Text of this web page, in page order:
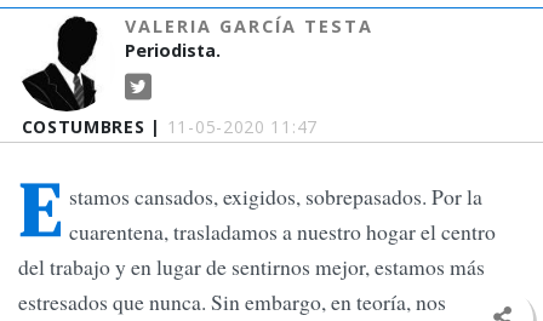
COSTUMBRES | 11-05-2020 11:47
VALERIA GARCÍA TESTA
Periodista.
E stamos cansados, exigidos, sobrepasados. Por la
cuarentena, trasladamos a nuestro hogar el centro
del trabajo y en lugar de sentirnos mejor, estamos más
estresados que nunca. Sin embargo, en teoría, nos